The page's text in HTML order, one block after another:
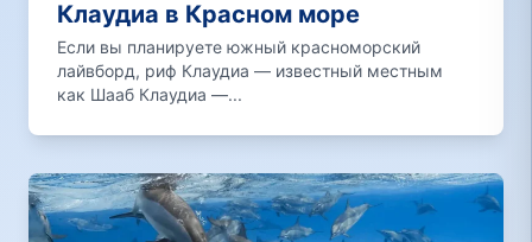
Клаудиа в Красном море
Если вы планируете южный красноморский
лайвборд, риф Клаудиа — известный местным
как Шааб Клаудиа —...